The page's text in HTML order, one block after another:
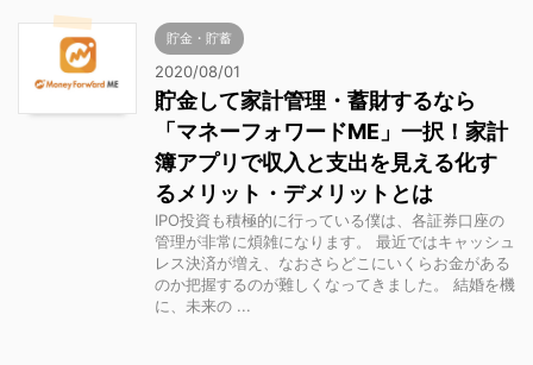
貯金・貯蓄
2020/08/01
貯金して家計管理・蓄財するなら
「マネーフォワードME」一択！家計
簿アプリで収入と支出を見える化す
るメリット・デメリットとは
IPO投資も積極的に行っている僕は、各証券口座の
管理が非常に煩雑になります。 最近ではキャッシュ
レス決済が増え、なおさらどこにいくらお金がある
のか把握するのが難しくなってきました。 結婚を機
に、未来の ...